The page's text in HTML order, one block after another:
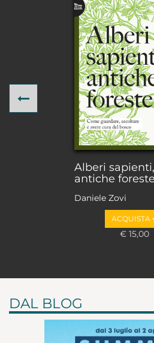
Alberi sapienti,
antiche foreste
Daniele Zovi
ACQUISTA
€ 15,00
Previous
DAL BLOG